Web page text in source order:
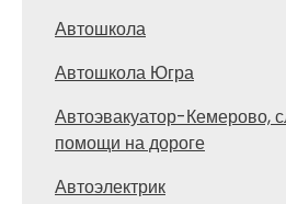
Автошкола
Автошкола Югра
Автоэвакуатор-Кемерово,
помощи на дороге
Автоэлектрик